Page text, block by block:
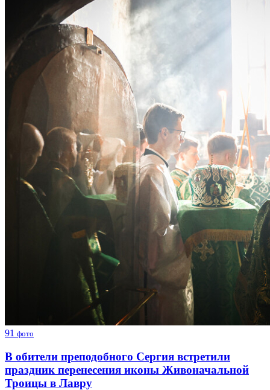
91 фото
В обители преподобного Сергия встретили
праздник перенесения иконы Живоначальной
Троицы в Лавру